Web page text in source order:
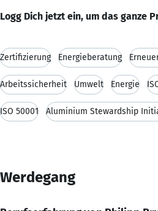
Logg Dich jetzt ein, um das ganze
Zertifizierung Energieberatung
Arbeitssicherheit Umwelt Energie
ISO 50001 Aluminium Stewardship
Werdegang